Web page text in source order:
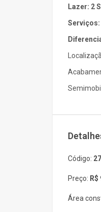
Lazer: 2
Serviços:
Código:
Preço:
Área